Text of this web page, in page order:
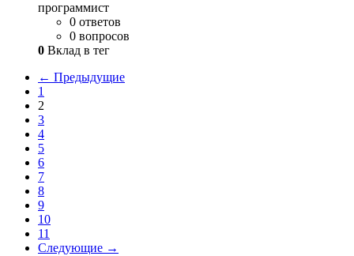
программист
0 ответов
0 вопросов
0 Вклад в тег
← Предыдущие
1
2
3
4
5
6
7
8
9
10
11
Следующие →